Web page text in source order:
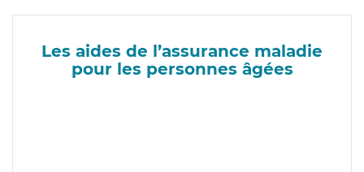
Les aides de l’assurance maladie
pour les personnes âgées